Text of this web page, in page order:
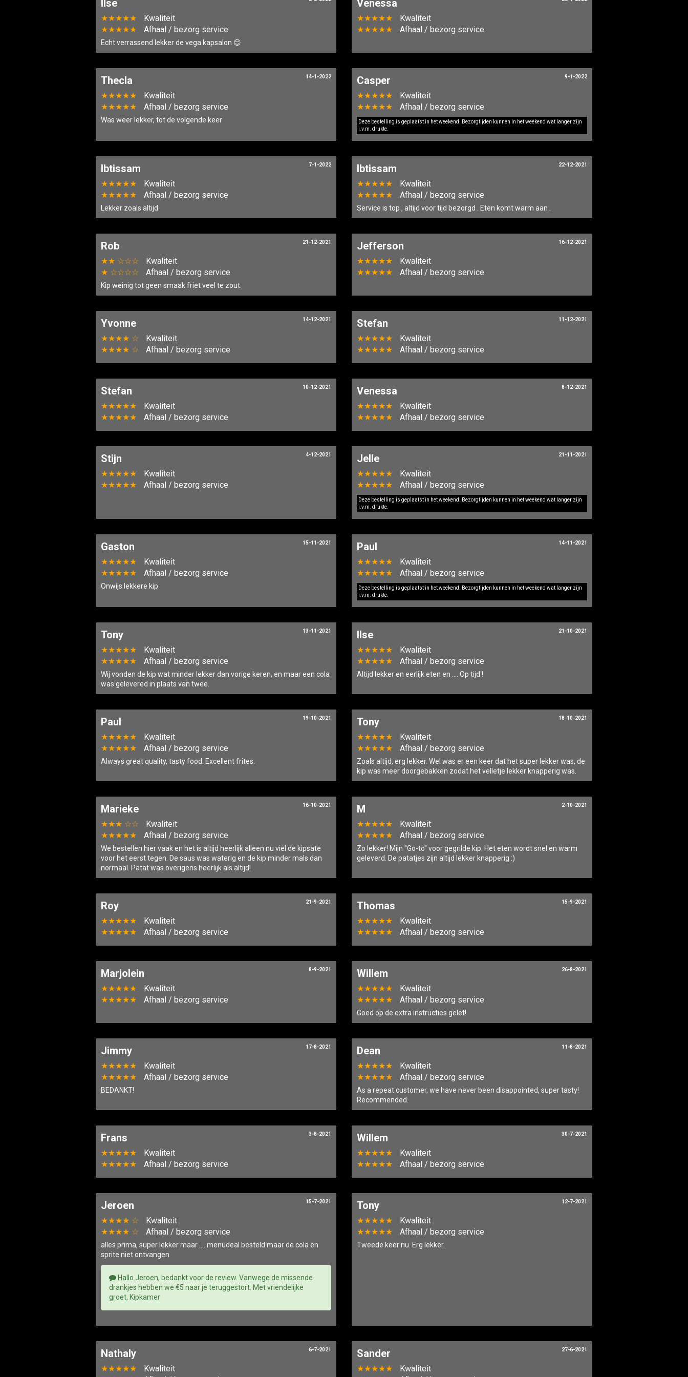
Ilse
★★★★★
Kwaliteit
★★★★★
Afhaal / bezorg service
Echt verrassend lekker de vega kapsalon 😊
Venessa
★★★★★
Kwaliteit
★★★★★
Afhaal / bezorg service
Thecla
★★★★★
Kwaliteit
★★★★★
Afhaal / bezorg service
Was weer lekker, tot de volgende keer
14-1-2022 Casper
★★★★★
Kwaliteit
★★★★★
Afhaal / bezorg service
Deze bestelling is geplaatst in het weekend. Bezorgtijden kunnen in het weekend wat langer zijn
i.v.m. drukte.
9-1-2022
Ibtissam
★★★★★
Kwaliteit
★★★★★
Afhaal / bezorg service
Lekker zoals altijd
7-1-2022 Ibtissam
★★★★★
Kwaliteit
★★★★★
Afhaal / bezorg service
Service is top , altijd voor tijd bezorgd . Eten komt warm aan .
22-12-2021
Rob
★★ ☆☆☆
Kwaliteit
★ ☆☆☆☆
Afhaal / bezorg service
Kip weinig tot geen smaak friet veel te zout.
21-12-2021 Jefferson
★★★★★
Kwaliteit
★★★★★
Afhaal / bezorg service
16-12-2021
Yvonne
★★★★ ☆
Kwaliteit
★★★★ ☆
Afhaal / bezorg service
14-12-2021 Stefan
★★★★★
Kwaliteit
★★★★★
Afhaal / bezorg service
11-12-2021
Stefan
★★★★★
Kwaliteit
★★★★★
Afhaal / bezorg service
10-12-2021 Venessa
★★★★★
Kwaliteit
★★★★★
Afhaal / bezorg service
8-12-2021
Stijn
★★★★★
Kwaliteit
★★★★★
Afhaal / bezorg service
4-12-2021 Jelle
★★★★★
Kwaliteit
★★★★★
Afhaal / bezorg service
Deze bestelling is geplaatst in het weekend. Bezorgtijden kunnen in het weekend wat langer zijn
i.v.m. drukte.
21-11-2021
Gaston
★★★★★
Kwaliteit
★★★★★
Afhaal / bezorg service
Onwijs lekkere kip
15-11-2021 Paul
★★★★★
Kwaliteit
★★★★★
Afhaal / bezorg service
Deze bestelling is geplaatst in het weekend. Bezorgtijden kunnen in het weekend wat langer zijn
i.v.m. drukte.
14-11-2021
Tony
★★★★★
Kwaliteit
★★★★★
Afhaal / bezorg service
Wij vonden de kip wat minder lekker dan vorige keren, en maar een cola
was gelevered in plaats van twee.
13-11-2021 Ilse
★★★★★
Kwaliteit
★★★★★
Afhaal / bezorg service
Altijd lekker en eerlijk eten en …. Op tijd !
21-10-2021
Paul
★★★★★
Kwaliteit
★★★★★
Afhaal / bezorg service
Always great quality, tasty food. Excellent frites.
19-10-2021 Tony
★★★★★
Kwaliteit
★★★★★
Afhaal / bezorg service
Zoals altijd, erg lekker. Wel was er een keer dat het super lekker was, de
kip was meer doorgebakken zodat het velletje lekker knapperig was.
18-10-2021
Marieke
★★★ ☆☆
Kwaliteit
★★★★★
Afhaal / bezorg service
We bestellen hier vaak en het is altijd heerlijk alleen nu viel de kipsate
voor het eerst tegen. De saus was waterig en de kip minder mals dan
normaal. Patat was overigens heerlijk als altijd!
16-10-2021 M
★★★★★
Kwaliteit
★★★★★
Afhaal / bezorg service
Zo lekker! Mijn "Go-to" voor gegrilde kip. Het eten wordt snel en warm
geleverd. De patatjes zijn altijd lekker knapperig :)
2-10-2021
Roy
★★★★★
Kwaliteit
★★★★★
Afhaal / bezorg service
21-9-2021 Thomas
★★★★★
Kwaliteit
★★★★★
Afhaal / bezorg service
15-9-2021
Marjolein
★★★★★
Kwaliteit
★★★★★
Afhaal / bezorg service
8-9-2021 Willem
★★★★★
Kwaliteit
★★★★★
Afhaal / bezorg service
Goed op de extra instructies gelet!
26-8-2021
Jimmy
★★★★★
Kwaliteit
★★★★★
Afhaal / bezorg service
BEDANKT!
17-8-2021 Dean
★★★★★
Kwaliteit
★★★★★
Afhaal / bezorg service
As a repeat customer, we have never been disappointed, super tasty!
Recommended.
11-8-2021
Frans
★★★★★
Kwaliteit
★★★★★
Afhaal / bezorg service
3-8-2021 Willem
★★★★★
Kwaliteit
★★★★★
Afhaal / bezorg service
30-7-2021
Jeroen
★★★★ ☆
Kwaliteit
★★★★ ☆
Afhaal / bezorg service
alles prima, super lekker maar …..menudeal besteld maar de cola en
sprite niet ontvangen
15-7-2021
Hallo Jeroen, bedankt voor de review. Vanwege de missende
drankjes hebben we €5 naar je teruggestort. Met vriendelijke
groet, Kipkamer
Tony
★★★★★
Kwaliteit
★★★★★
Afhaal / bezorg service
Tweede keer nu. Erg lekker.
12-7-2021
Nathaly
★★★★★
Kwaliteit
6-7-2021 Sander
★★★★★
Kwaliteit
27-6-2021